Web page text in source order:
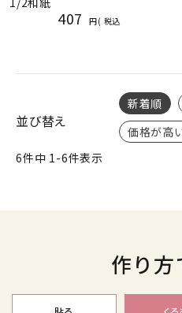
407 税込
並び替え
新着順
価格が高
6件中 1-6件表示
作り